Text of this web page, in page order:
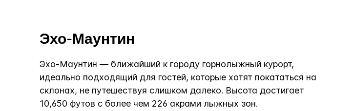
Эхо-Маунтин
Эхо-Маунтин — ближайший к городу горнолыжный курорт,
идеально подходящий для гостей, которые хотят покататься на
склонах, не путешествуя слишком далеко. Высота достигает
10,650 футов с более чем 226 акрами лыжных зон.